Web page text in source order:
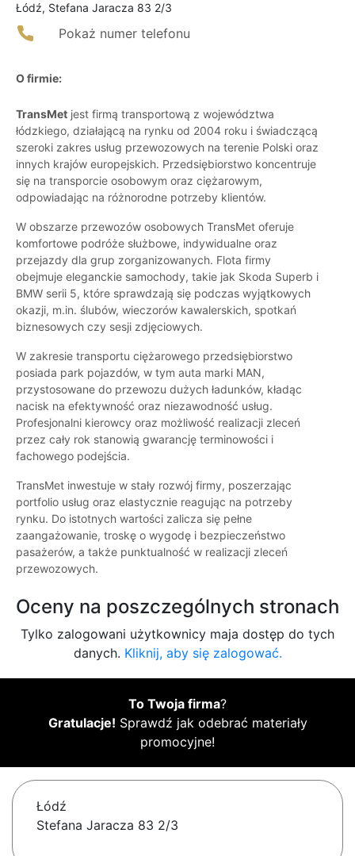
Łódź, Stefana Jaracza 83 2/3
Pokaż numer telefonu
O firmie:
TransMet jest firmą transportową z województwa
łódzkiego, działającą na rynku od 2004 roku i świadczącą
szeroki zakres usług przewozowych na terenie Polski oraz
innych krajów europejskich. Przedsiębiorstwo koncentruje
się na transporcie osobowym oraz ciężarowym,
odpowiadając na różnorodne potrzeby klientów.
W obszarze przewozów osobowych TransMet oferuje
komfortowe podróże służbowe, indywidualne oraz
przejazdy dla grup zorganizowanych. Flota firmy
obejmuje eleganckie samochody, takie jak Skoda Superb i
BMW serii 5, które sprawdzają się podczas wyjątkowych
okazji, m.in. ślubów, wieczorów kawalerskich, spotkań
biznesowych czy sesji zdjęciowych.
W zakresie transportu ciężarowego przedsiębiorstwo
posiada park pojazdów, w tym auta marki MAN,
przystosowane do przewozu dużych ładunków, kładąc
nacisk na efektywność oraz niezawodność usług.
Profesjonalni kierowcy oraz możliwość realizacji zleceń
przez cały rok stanowią gwarancję terminowości i
fachowego podejścia.
TransMet inwestuje w stały rozwój firmy, poszerzając
portfolio usług oraz elastycznie reagując na potrzeby
rynku. Do istotnych wartości zalicza się pełne
zaangażowanie, troskę o wygodę i bezpieczeństwo
pasażerów, a także punktualność w realizacji zleceń
przewozowych.
Oceny na poszczególnych stronach
Tylko zalogowani użytkownicy maja dostęp do tych
danych. Kliknij, aby się zalogować.
To Twoja firma?
Gratulacje! Sprawdź jak odebrać materiały
promocyjne!
Łódź
Stefana Jaracza 83 2/3